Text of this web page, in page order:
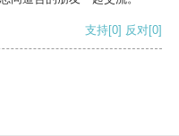
支持[0] 反对[0]